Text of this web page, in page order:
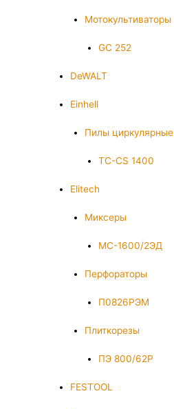
Мотокультиваторы
GC 252
DeWALT
Einhell
Пилы циркулярные
TC-CS 1400
Elitech
Миксеры
МС-1600/2ЭД
Перфораторы
П0826РЭМ
Плиткорезы
ПЭ 800/62Р
FESTOOL